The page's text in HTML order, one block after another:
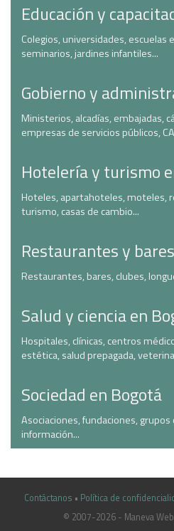
Educación y
Colegios, universidades, escuelas
seminarios, jardines infantiles...
Gobierno y
Ministerios, alcadías, embajadas,
empresas de servicios públicos,
Hotelería y turismo
Hoteles, apartahoteles, moteles,
turismo, casas de cambio...
Restaurantes y
Restaurantes, bares, clubes,
Salud y ciencia en
Hospitales, clínicas, centros
estética, salud prepagada,
Sociedad en Bogotá
Asociaciones, fundaciones,
información...
Contáctanos • Política de
© 2007-2026 - Maneva